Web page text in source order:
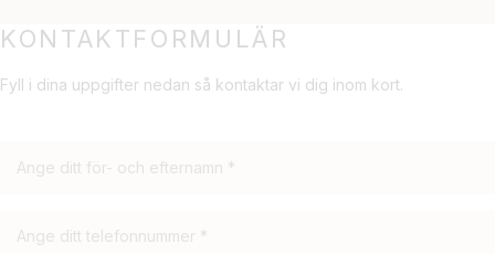
KONTAKTFORMULÄR
Fyll i dina uppgifter nedan så kontaktar vi dig inom kort.